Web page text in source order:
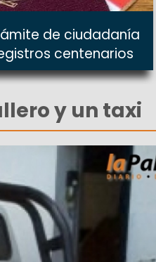
de ciudadanía
centenarios
y un taxi